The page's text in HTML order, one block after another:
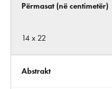
Përmasat (në centimetër)
14 x 22
Abstrakt